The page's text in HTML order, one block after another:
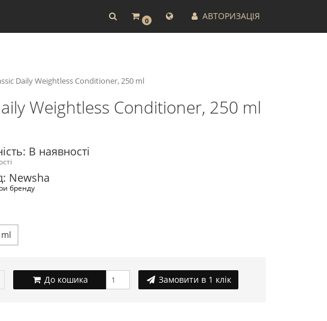
0 АВТОРИЗАЦІЯ
Daily Weightless Conditioner, 250 ml
Weightless Conditioner, 250 ml
В наявності
Newsha
бренду
До кошика Замовити в 1 клік